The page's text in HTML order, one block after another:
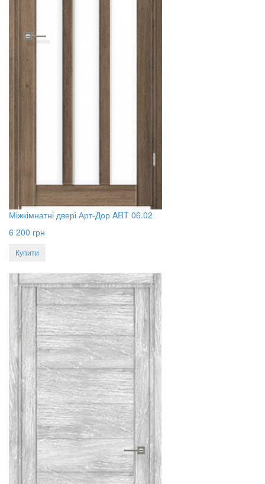
Міжкімнатні двері Арт-Дор ART 06.02
6 200 грн
Купити